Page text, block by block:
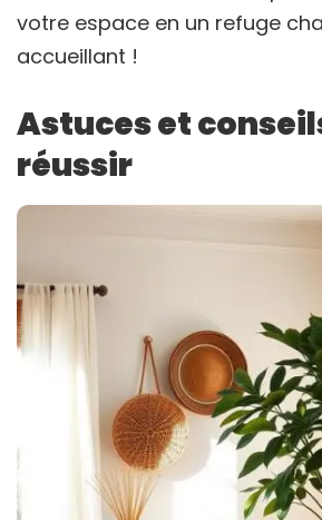
votre espace en un refuge
accueillant !
Astuces et
réussir